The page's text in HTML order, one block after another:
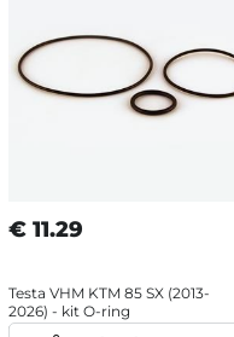
€ 11.29
Testa VHM KTM 85 SX (2013-
2026) - kit O-ring